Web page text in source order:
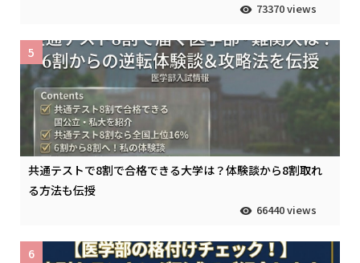
73370 views
共通テストで8割で合格できる大学は？体験談から8割取れ
る方法も伝授
66440 views
5
6